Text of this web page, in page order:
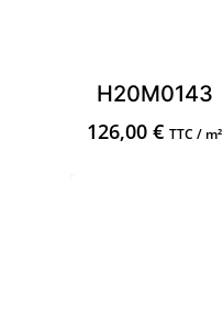
H20M0143
126,00€ TTC / m²